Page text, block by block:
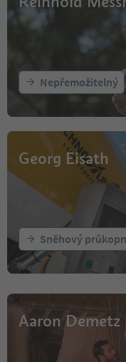
Nepřemožitelný
Georg Eisath
Sněhový
Aaron Demetz